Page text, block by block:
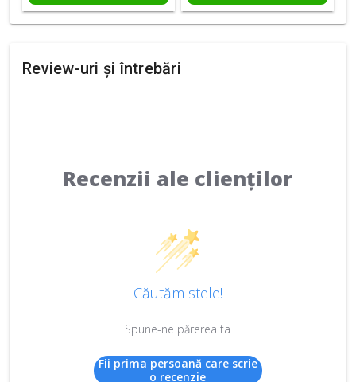
Review-uri și întrebări
Recenzii ale clienților
Căutăm stele!
Spune-ne părerea ta
Fii prima persoană care scrie
o recenzie